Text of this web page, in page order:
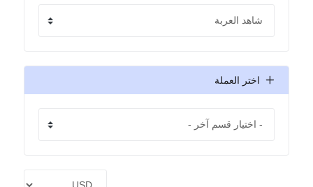
اختر العملة